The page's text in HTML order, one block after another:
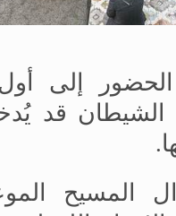
الحضور إلى
قد
.
المسيح